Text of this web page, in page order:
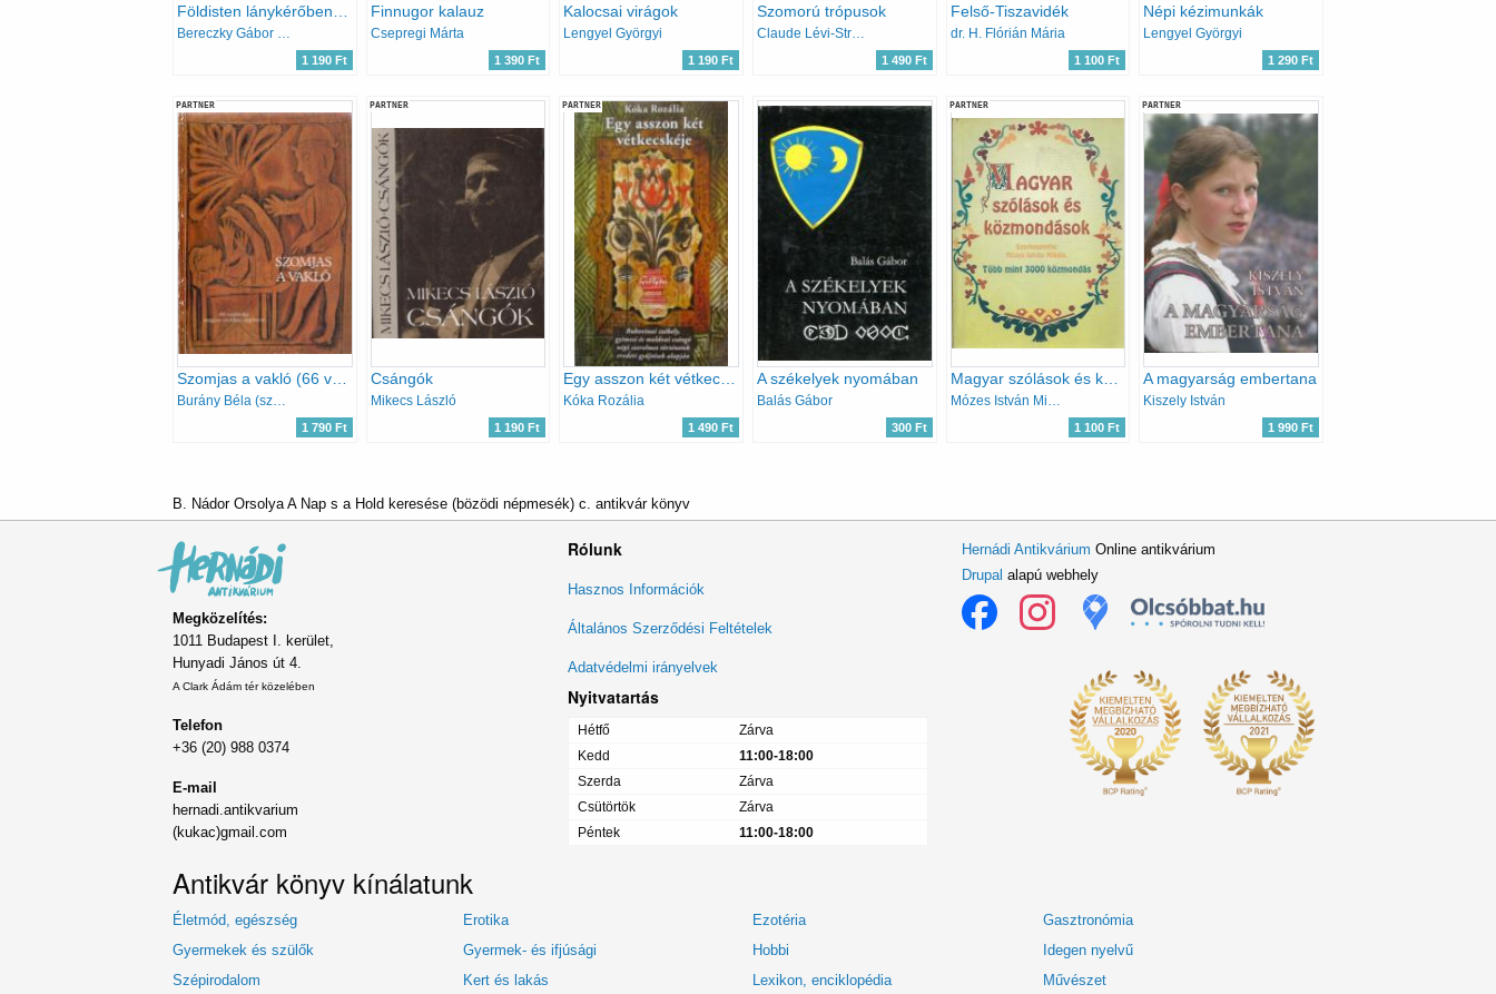
Bereczky Gábor (szerk)
1 190 Ft
Finnugor kalauz
Csepregi Márta
1 390 Ft
Kalocsai virágok
Lengyel Györgyi
1 190 Ft
Szomorú trópusok
Claude Lévi-Strauss
1 490 Ft
Felső-Tiszavidék
dr. H. Flórián Mária
1 100 Ft
Népi kézimunkák
Lengyel Györgyi
1 290 Ft
PARTNER
1 790 Ft
PARTNER
Csángók
Mikecs László
1 190 Ft
PARTNER
Kóka Rozália
1 490 Ft
A székelyek nyomában
Balás Gábor
300 Ft
PARTNER
Magyar szólások és közmondások
1 100 Ft
PARTNER
A magyarság embertana
Kiszely István
1 990 Ft
B. Nádor Orsolya A Nap s a Hold keresése (bözödi népmesék) c. antikvár könyv
Megközelítés:
1011 Budapest I. kerület,
Hunyadi János út 4.
A Clark Ádám tér közelében
Telefon
+36 (20) 988 0374
E-mail
hernadi.antikvarium
(kukac)gmail.com
Rólunk
Lábléc
menü
Hasznos Információk
Általános Szerződési Feltételek
Adatvédelmi irányelvek
Nyitvatartás
Hétfő
Zárva
Kedd
11:00-18:00
Szerda
Zárva
Csütörtök
Zárva
Péntek
11:00-18:00
Hernádi Antikvárium Online antikvárium
Drupal alapú webhely
Antikvár könyv kínálatunk
Életmód, egészség Erotika Ezotéria
Gasztronómia
Gyermekek és szülők
Gyermek- és ifjúsági Hobbi
Idegen nyelvű
Szépirodalom
Kert és lakás Lexikon, enciklopédia Művészet